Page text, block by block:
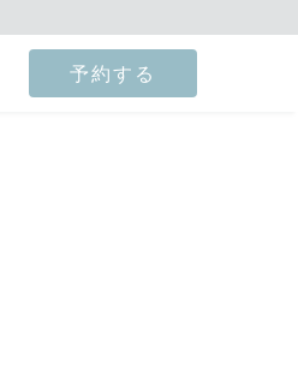
予約する